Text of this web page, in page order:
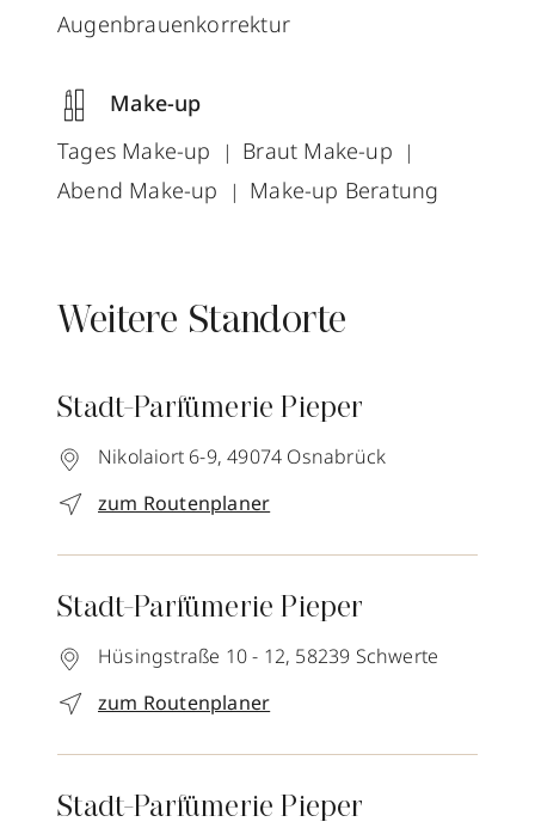
Augenbrauenkorrektur
Make-up
Tages Make-up
Braut Make-up
Abend Make-up
Make-up Beratung
Weitere Standorte
Stadt-Parfümerie Pieper
Nikolaiort 6-9, 49074 Osnabrück
zum Routenplaner
Stadt-Parfümerie Pieper
Hüsingstraße 10 - 12, 58239 Schwerte
zum Routenplaner
Stadt-Parfümerie Pieper